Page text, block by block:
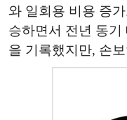
와 일회용 비용 증
승하면서 전년 동기
을 기록했지만, 손